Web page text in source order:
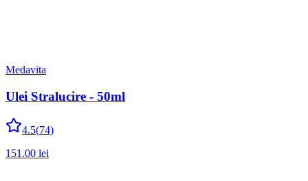
Medavita
Ulei Stralucire - 50ml
4.5(74)
151.00 lei